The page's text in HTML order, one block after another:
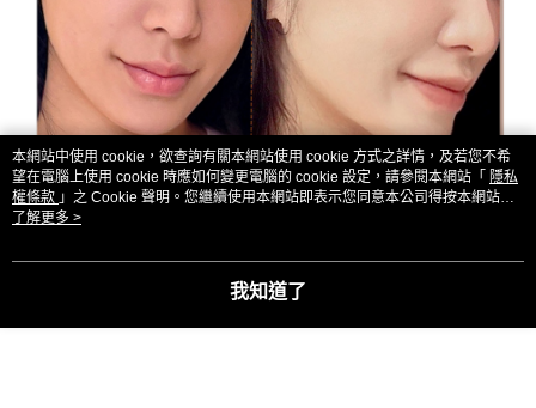
本網站中使用 cookie，欲查詢有關本網站使用 cookie 方式之詳情，及若您不希
望在電腦上使用 cookie 時應如何變更電腦的 cookie 設定，請參閱本網站「 隱私
權條款 」之 Cookie 聲明。您繼續使用本網站即表示您同意本公司得按本網站使
用條款之 Cookie 聲明使用 cookie。
了解更多 >
我知道了